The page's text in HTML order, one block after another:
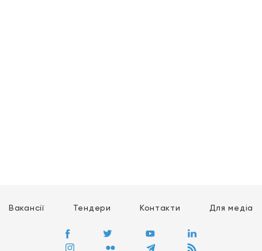
Вакансії Тендери Контакти Для медіа